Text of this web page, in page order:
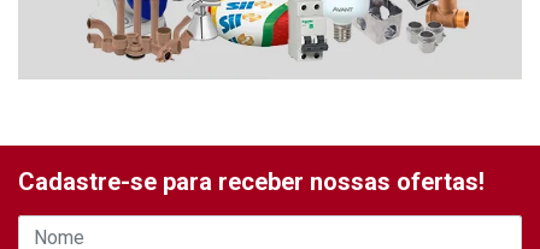
Cadastre-se para receber nossas ofertas!